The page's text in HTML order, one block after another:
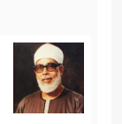
أي: